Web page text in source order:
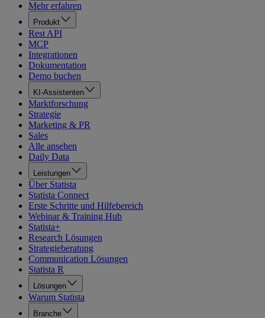
Mehr erfahren
Produkt
Rest API
MCP
Integrationen
Dokumentation
Demo buchen
KI-Assistenten
Marktforschung
Strategie
Marketing & PR
Sales
Alle ansehen
Daily Data
Leistungen
Über Statista
Statista Connect
Erste Schritte und Hilfebereich
Webinar & Training Hub
Statista+
Research Lösungen
Strategieberatung
Communication Lösungen
Statista R
Lösungen
Warum Statista
Branche